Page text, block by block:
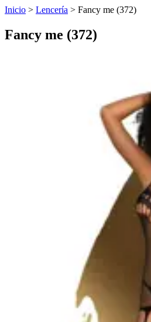
Inicio > Lencería > Fancy me (372)
Fancy me (372)